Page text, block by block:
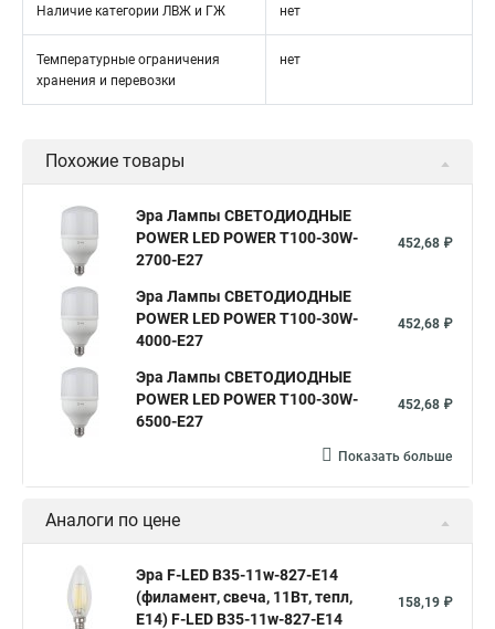
Наличие категории ЛВЖ и ГЖ нет
Температурные ограничения
хранения и перевозки
нет
Похожие товары
Эра Лампы СВЕТОДИОДНЫЕ
POWER LED POWER T100-30W-
2700-E27
452,68 ₽
Эра Лампы СВЕТОДИОДНЫЕ
POWER LED POWER T100-30W-
4000-E27
452,68 ₽
Эра Лампы СВЕТОДИОДНЫЕ
POWER LED POWER T100-30W-
6500-E27
452,68 ₽
Показать больше
Аналоги по цене
Эра F-LED B35-11w-827-E14
(филамент, свеча, 11Вт, тепл,
E14) F-LED B35-11w-827-E14
158,19 ₽